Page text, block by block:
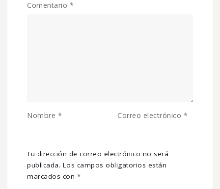
Tu dirección de correo electrónico no será
publicada. Los campos obligatorios están
marcados con *
Comentario *
Nombre * Correo electrónico *